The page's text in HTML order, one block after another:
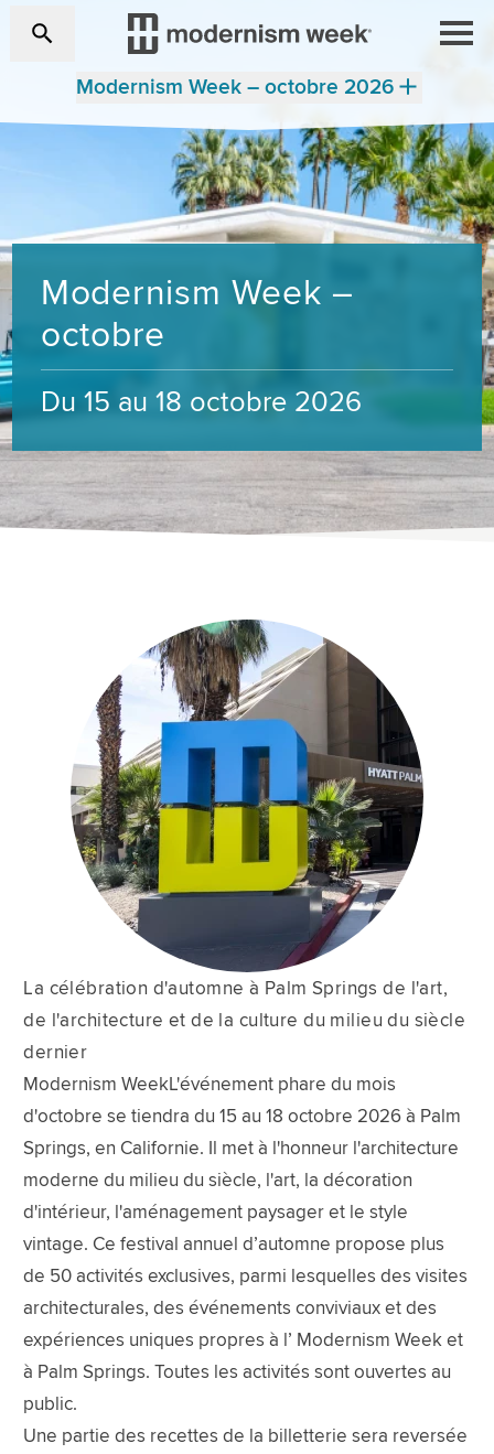
Modernism Week – octobre 2026
Modernism Week –
octobre
Du 15 au 18 octobre 2026
La célébration d'automne à Palm Springs de l'art,
de l'architecture et de la culture du milieu du siècle
dernier
Modernism WeekL'événement phare du mois
d'octobre se tiendra du 15 au 18 octobre 2026 à Palm
Springs, en Californie. Il met à l'honneur l'architecture
moderne du milieu du siècle, l'art, la décoration
d'intérieur, l'aménagement paysager et le style
vintage. Ce festival annuel d’automne propose plus
de 50 activités exclusives, parmi lesquelles des visites
architecturales, des événements conviviaux et des
expériences uniques propres à l’ Modernism Week et
à Palm Springs. Toutes les activités sont ouvertes au
public.
Une partie des recettes de la billetterie sera reversée